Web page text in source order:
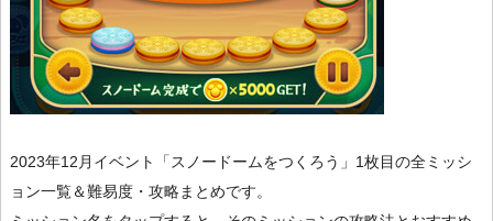
2023年12月イベント「スノードームをつくろう」1枚目の全ミッシ
ョン一覧＆難易度・攻略まとめです。